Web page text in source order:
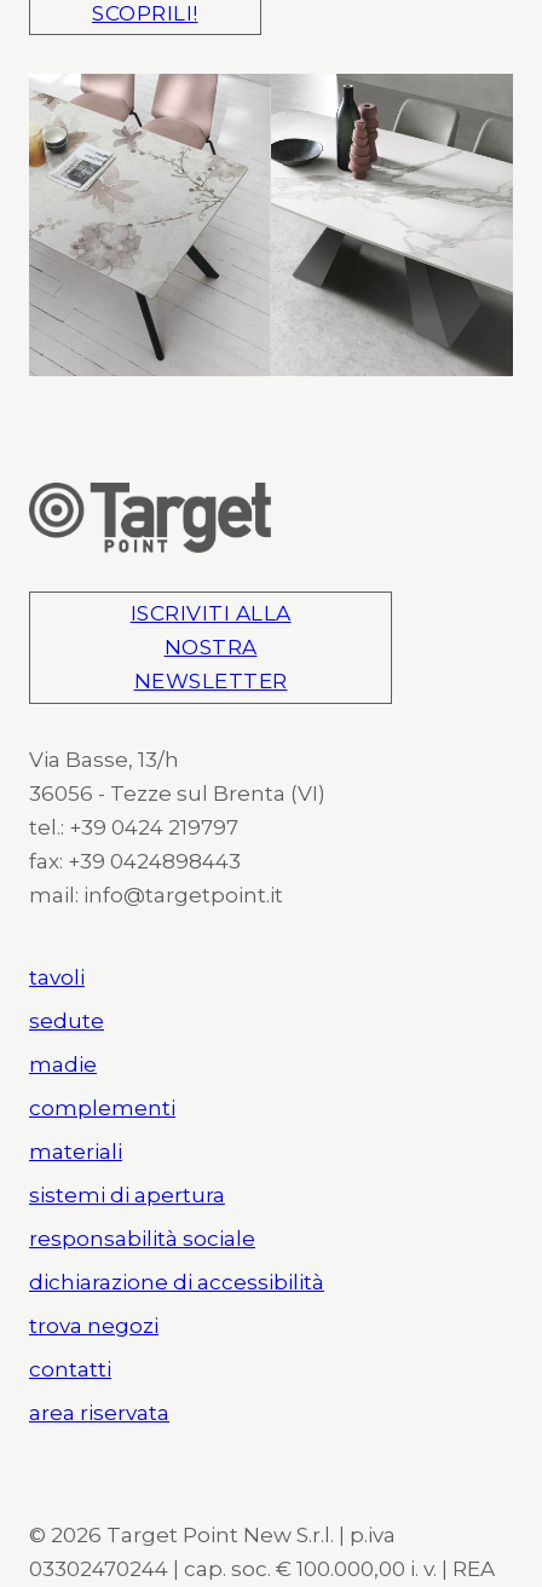
SCOPRILI!
ISCRIVITI ALLA
NOSTRA
NEWSLETTER
Via Basse, 13/h
36056 - Tezze sul Brenta (VI)
tel.: +39 0424 219797
fax: +39 0424898443
mail: info@targetpoint.it
tavoli
sedute
madie
complementi
materiali
sistemi di apertura
responsabilità sociale
dichiarazione di accessibilità
trova negozi
contatti
area riservata
© 2026 Target Point New S.r.l. | p.iva
03302470244 | cap. soc. € 100.000,00 i. v. | REA